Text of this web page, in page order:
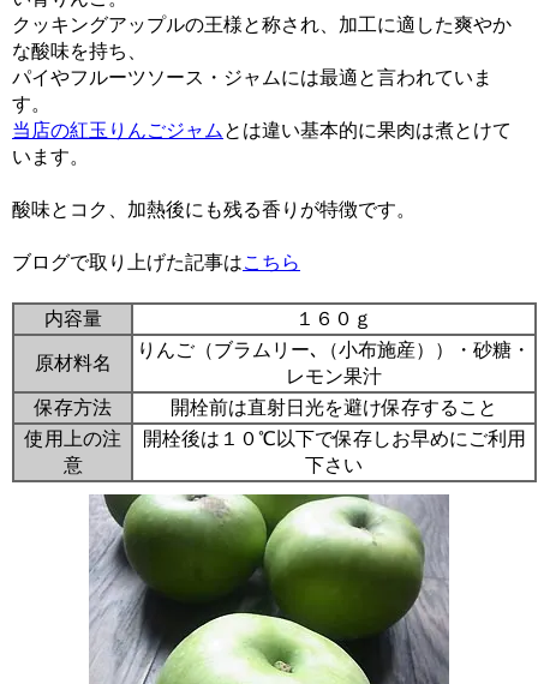
クッキングアップルの王様と称され、加工に適した爽やか
な酸味を持ち、
パイやフルーツソース・ジャムには最適と言われていま
す。
当店の紅玉りんごジャム とは違い基本的に果肉は煮とけて
います。
酸味とコク、加熱後にも残る香りが特徴です。
ブログで取り上げた記事はこちら
内容量 １６０ｇ
原材料名
りんご（ブラムリー､（小布施産））・砂糖・
レモン果汁
保存方法
開栓前は直射日光を避け保存すること
使用上の注
意
開栓後は１０℃以下で保存しお早めにご利用
下さい